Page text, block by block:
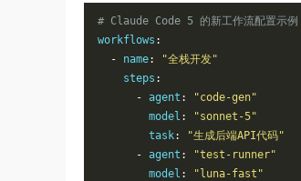
# Claude Code 5 的新工作流配置示例
workflows :
- name:
"全栈开发"
    steps
:
- agent :
"code-gen"
        model
:
"sonnet-5"
        task
:
"生成后端API代码"
- agent :
"test-runner"
        model
:
"luna-fast"